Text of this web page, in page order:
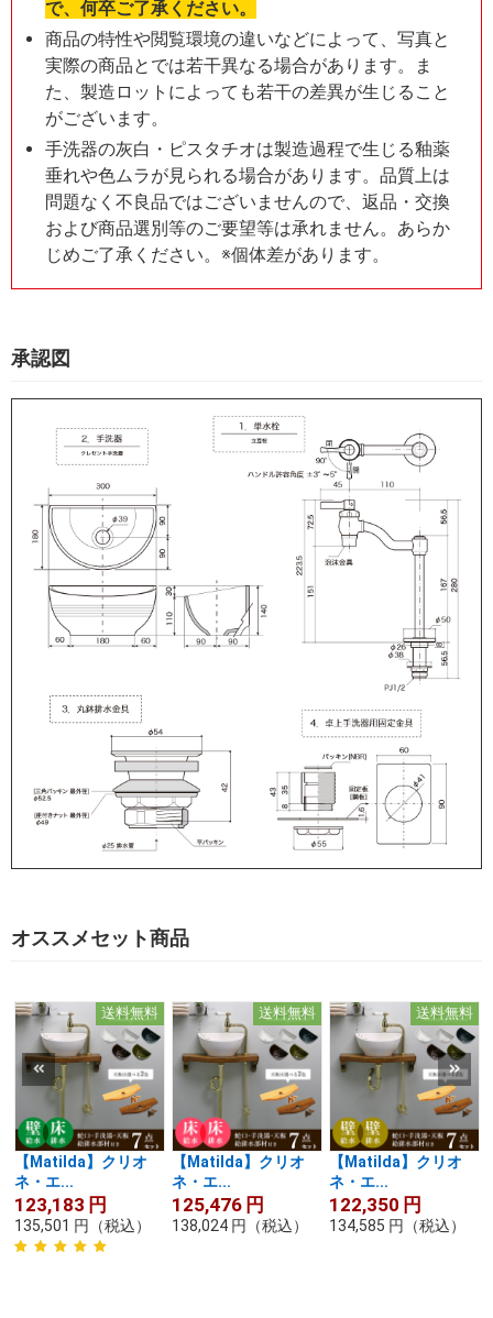
で、何卒ご了承ください。
商品の特性や閲覧環境の違いなどによって、写真と
実際の商品とでは若干異なる場合があります。ま
た、製造ロットによっても若干の差異が生じること
がございます。
手洗器の灰白・ピスタチオは製造過程で生じる釉薬
垂れや色ムラが見られる場合があります。品質上は
問題なく不良品ではございませんので、返品・交換
および商品選別等のご要望等は承れません。あらか
じめご了承ください。※個体差があります。
承認図
オススメセット商品
送料無料
【Matilda】クリオ
ネ・エ...
123,183 円
135,501 円 （税込）
送料無料
【Matilda】クリオ
ネ・エ...
125,476 円
138,024 円 （税込）
送料無料
【Matilda】クリオ
ネ・エ...
122,350 円
134,585 円 （税込）